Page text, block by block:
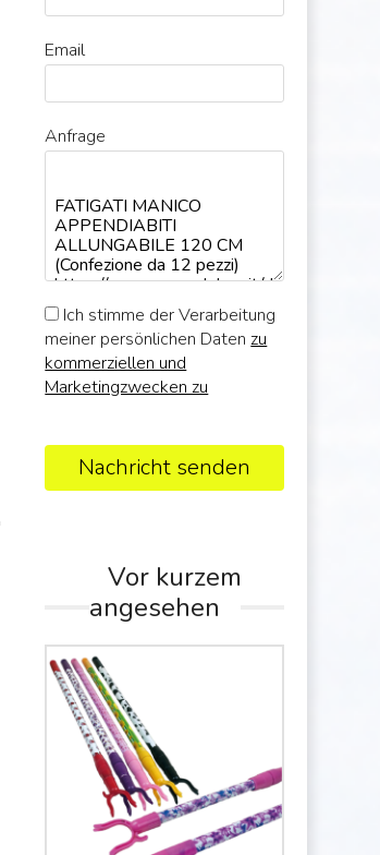
Email
Anfrage
Ich stimme der Verarbeitung
meiner persönlichen Daten zu
kommerziellen und
Marketingzwecken zu
Nachricht senden
Vor kurzem
angesehen